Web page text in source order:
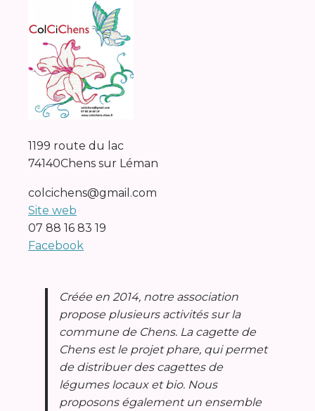
1199 route du lac
74140Chens sur Léman
colcichens@gmail.com
Site web
07 88 16 83 19
Facebook
Créée en 2014, notre association
propose plusieurs activités sur la
commune de Chens. La cagette de
Chens est le projet phare, qui permet
de distribuer des cagettes de
légumes locaux et bio. Nous
proposons également un ensemble